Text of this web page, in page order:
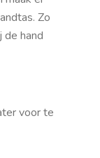
Zo
hand
voor te